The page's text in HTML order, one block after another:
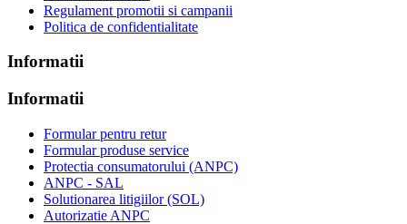
Regulament promotii si campanii
Politica de confidentialitate
Informatii
Informatii
Formular pentru retur
Formular produse service
Protectia consumatorului (ANPC)
ANPC - SAL
Solutionarea litigiilor (SOL)
Autorizatie ANPC